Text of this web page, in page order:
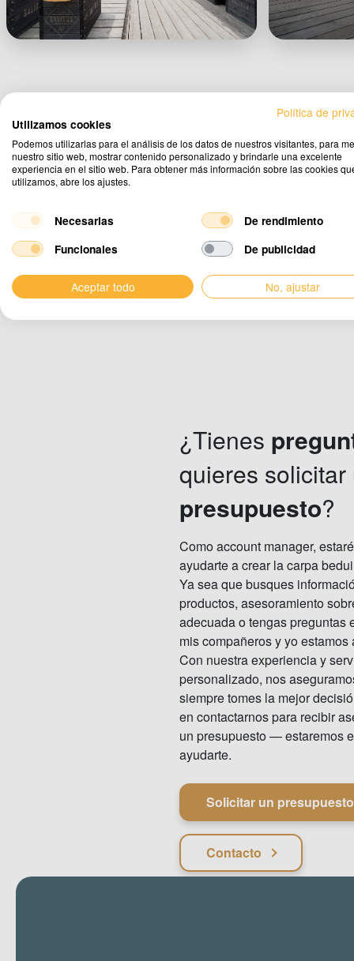
¿Por qué elegir
Eurostretch
¿Tienes
quieres solicitar
presupuesto?
Como account manager,
ayudarte a crear la carpa
Ya sea que busques
productos, asesoramiento
adecuada o tengas preguntas
mis compañeros y yo estamos
Con nuestra experiencia y
personalizado, nos
siempre tomes la mejor
en contactarnos para recibir
un presupuesto — estaremos
ayudarte.
Solicitar un presupuesto
Contacto
Política de
Utilizamos cookies
Podemos utilizarlas para el análisis de los datos de nuestros visitantes, para
nuestro sitio web, mostrar contenido personalizado y brindarle una excelente
experiencia en el sitio web. Para obtener más información sobre las cookies
utilizamos, abre los ajustes.
Necesarias
De rendimiento
Funcionales
De publicidad
Aceptar todo No, ajustar